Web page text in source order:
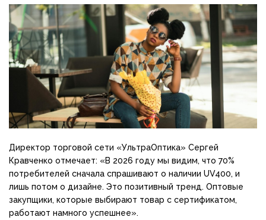
Директор торговой сети «УльтраОптика» Сергей
Кравченко отмечает: «В 2026 году мы видим, что 70%
потребителей сначала спрашивают о наличии UV400, и
лишь потом о дизайне. Это позитивный тренд. Оптовые
закупщики, которые выбирают товар с сертификатом,
работают намного успешнее».